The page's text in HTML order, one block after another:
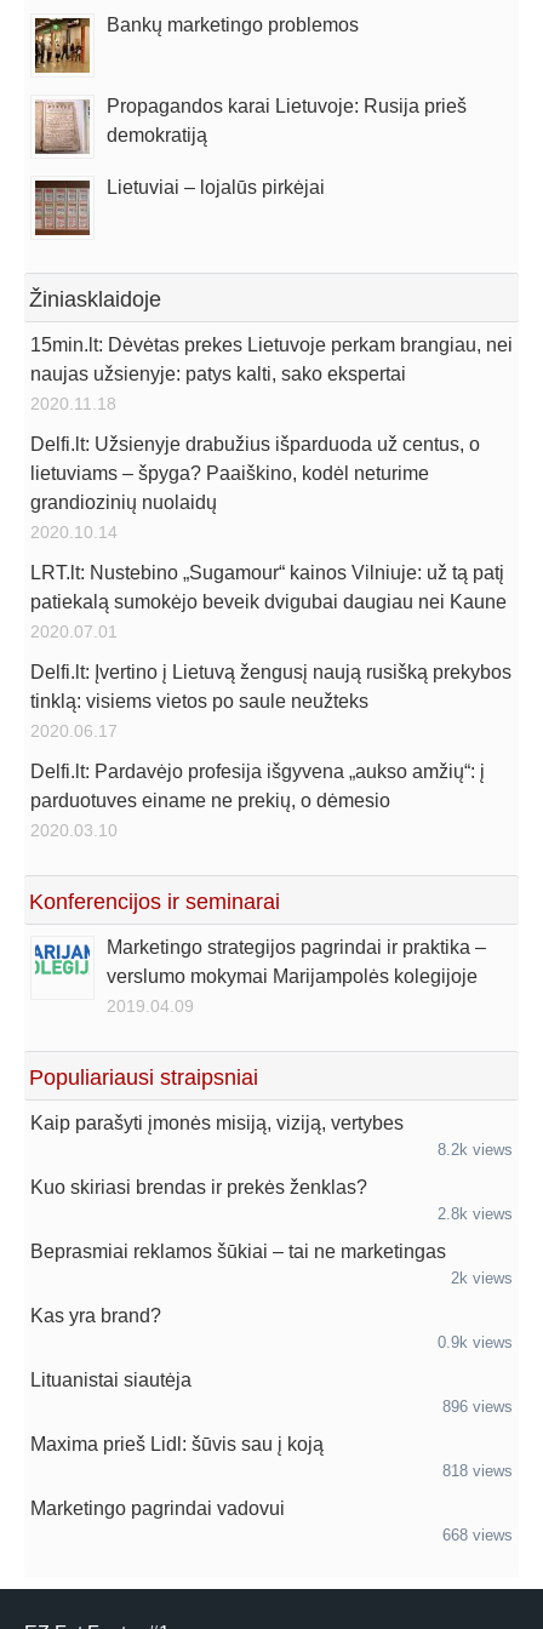
Bankų marketingo problemos
Propagandos karai Lietuvoje: Rusija prieš
demokratiją
Lietuviai – lojalūs pirkėjai
Žiniasklaidoje
15min.lt: Dėvėtas prekes Lietuvoje perkam brangiau, nei
naujas užsienyje: patys kalti, sako ekspertai
2020.11.18
Delfi.lt: Užsienyje drabužius išparduoda už centus, o
lietuviams – špyga? Paaiškino, kodėl neturime
grandiozinių nuolaidų
2020.10.14
LRT.lt: Nustebino „Sugamour“ kainos Vilniuje: už tą patį
patiekalą sumokėjo beveik dvigubai daugiau nei Kaune
2020.07.01
Delfi.lt: Įvertino į Lietuvą žengusį naują rusišką prekybos
tinklą: visiems vietos po saule neužteks
2020.06.17
Delfi.lt: Pardavėjo profesija išgyvena „aukso amžių“: į
parduotuves einame ne prekių, o dėmesio
2020.03.10
Konferencijos ir seminarai
Marketingo strategijos pagrindai ir praktika –
verslumo mokymai Marijampolės kolegijoje
2019.04.09
Populiariausi straipsniai
Kaip parašyti įmonės misiją, viziją, vertybes
8.2k views
Kuo skiriasi brendas ir prekės ženklas?
2.8k views
Beprasmiai reklamos šūkiai – tai ne marketingas
2k views
Kas yra brand?
0.9k views
Lituanistai siautėja
896 views
Maxima prieš Lidl: šūvis sau į koją
818 views
Marketingo pagrindai vadovui
668 views